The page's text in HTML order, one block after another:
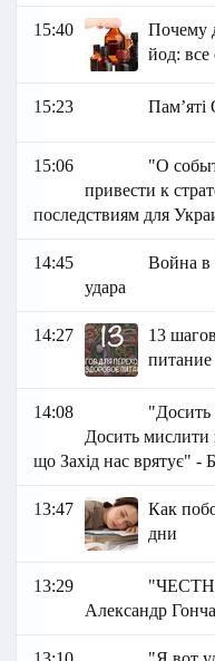
15:40
Почему
йод:
15:23
15:06
"О
привести к
последствиям для
14:45
Война в
удара
14:27
13
питание
14:08
"Досить
Досить мислити
що Захід нас врятує" -
13:47
Как
дни
13:29
Александр